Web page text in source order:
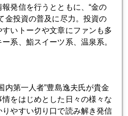
2014年
月 10月 11月 12月
発信を行うとともに、“金の
金投資の普及に尽力。投資の
いトークや文章にファンも多
系、鮨スイーツ系、温泉系。
内第一人者”豊島逸夫氏が貴金
情をはじめとした日々の様々な
やすい切り口で読み解き発信